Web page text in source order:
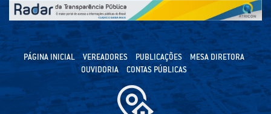
PÁGINA INICIAL VEREADORES PUBLICAÇÕES
MESA DIRETORA
OUVIDORIA
CONTAS PÚBLICAS